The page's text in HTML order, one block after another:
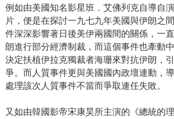
例如由美國知名影星班．艾佛列克自導自
片，便是在探討一九七九年美國與伊朗之
件深深影響著日後美伊兩國間的關係，一
朗進行部分經濟制裁，而這個事件也牽動
決定扶植伊拉克獨裁者海珊來對抗伊朗，
爭。而人質事件更與美國國內政壇連動，
處理該次人質事件不當而爭取連任失敗。
又如由韓國影帝宋康昊所主演的《總統的